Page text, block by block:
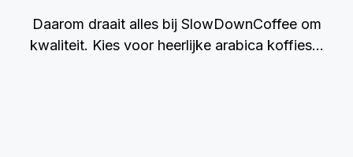
Daarom draait alles bij SlowDownCoffee om
kwaliteit. Kies voor heerlijke arabica koffies...